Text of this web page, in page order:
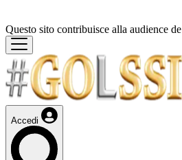
Questo sito contribuisce alla audience de
Accedi